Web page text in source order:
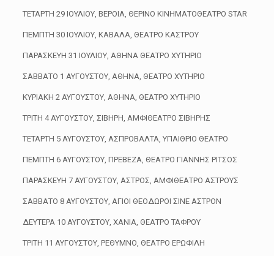
ΤΕΤΑΡΤΗ 29 ΙΟΥΛΙΟΥ, ΒΕΡΟΙΑ, ΘΕΡΙΝΟ ΚΙΝΗΜΑΤΟΘΕΑΤΡΟ STAR
ΠΕΜΠΤΗ 30 ΙΟΥΛΙΟΥ, ΚΑΒΑΛΑ, ΘΕΑΤΡΟ ΚΑΣΤΡΟΥ
ΠΑΡΑΣΚΕΥΗ 31 ΙΟΥΛΙΟΥ, ΑΘΗΝΑ ΘΕΑΤΡΟ ΧΥΤΗΡΙΟ
ΣΑΒΒΑΤΟ 1 ΑΥΓΟΥΣΤΟΥ, ΑΘΗΝΑ, ΘΕΑΤΡΟ ΧΥΤΗΡΙΟ
ΚΥΡΙΑΚΗ 2 ΑΥΓΟΥΣΤΟΥ, ΑΘΗΝΑ, ΘΕΑΤΡΟ ΧΥΤΗΡΙΟ
ΤΡΙΤΗ 4 ΑΥΓΟΥΣΤΟΥ, ΣΙΒΗΡΗ, ΑΜΦΙΘΕΑΤΡΟ ΣΙΒΗΡΗΣ
ΤΕΤΑΡΤΗ 5 ΑΥΓΟΥΣΤΟΥ, ΑΣΠΡΟΒΑΛΤΑ, ΥΠΑΙΘΡΙΟ ΘΕΑΤΡΟ
ΠΕΜΠΤΗ 6 ΑΥΓΟΥΣΤΟΥ, ΠΡΕΒΕΖΑ, ΘΕΑΤΡΟ ΓΙΑΝΝΗΣ ΡΙΤΣΟΣ
ΠΑΡΑΣΚΕΥΗ 7 ΑΥΓΟΥΣΤΟΥ, ΑΣΤΡΟΣ, ΑΜΦΙΘΕΑΤΡΟ ΑΣΤΡΟΥΣ
ΣΑΒΒΑΤΟ 8 ΑΥΓΟΥΣΤΟΥ, ΑΓΙΟΙ ΘΕΟΔΩΡΟΙ ΣΙΝΕ ΑΣΤΡΟΝ
ΔΕΥΤΕΡΑ 10 ΑΥΓΟΥΣΤΟΥ, ΧΑΝΙΑ, ΘΕΑΤΡΟ ΤΑΦΡΟΥ
ΤΡΙΤΗ 11 ΑΥΓΟΥΣΤΟΥ, ΡΕΘΥΜΝΟ, ΘΕΑΤΡΟ ΕΡΩΦΙΛΗ